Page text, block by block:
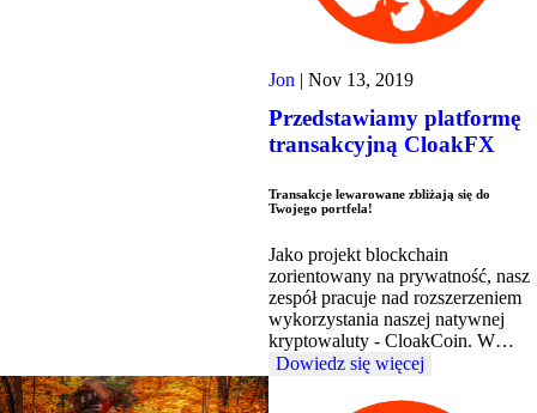
Jon | Nov 13, 2019
Przedstawiamy platformę
transakcyjną CloakFX
Transakcje lewarowane zbliżają się do
Twojego portfela!
Jako projekt blockchain
zorientowany na prywatność, nasz
zespół pracuje nad rozszerzeniem
wykorzystania naszej natywnej
kryptowaluty - CloakCoin. W…
Dowiedz się więcej